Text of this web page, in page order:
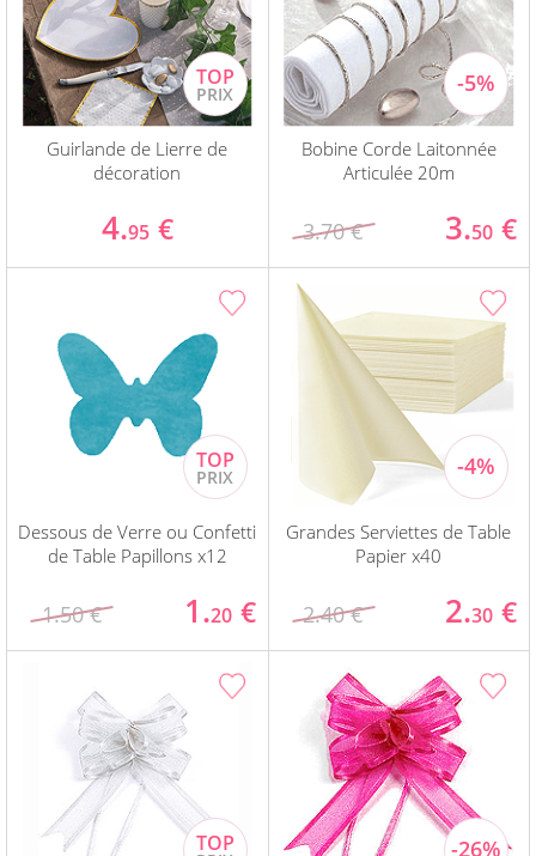
Guirlande de Lierre de
décoration
4.95 €
Bobine Corde Laitonnée
Articulée 20m
3.70 € 3.50 €
Dessous de Verre ou Confetti
de Table Papillons x12
1.50 € 1.20 €
Grandes Serviettes de Table
Papier x40
2.40 € 2.30 €